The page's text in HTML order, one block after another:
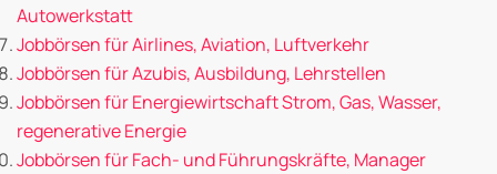
Autowerkstatt
Jobbörsen für Airlines, Aviation, Luftverkehr
Jobbörsen für Azubis, Ausbildung, Lehrstellen
Jobbörsen für Energiewirtschaft Strom, Gas, Wasser,
regenerative Energie
Jobbörsen für Fach- und Führungskräfte, Manager